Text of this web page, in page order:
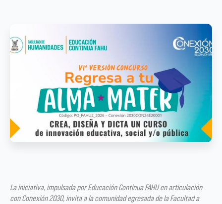
La iniciativa, impulsada por Educación Continua FAHU en articulación
con Conexión 2030, invita a la comunidad egresada de la Facultad a